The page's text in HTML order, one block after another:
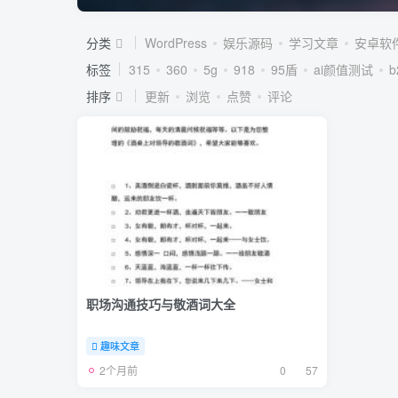
分类 WordPress 娱乐源码 学习文章
安卓软
标签
315 360 5g 918 95盾 ai颜值测试
排序
更新 浏览 点赞 评论
职场沟通技巧与敬酒词大全
趣味文章
2个月前 0 57